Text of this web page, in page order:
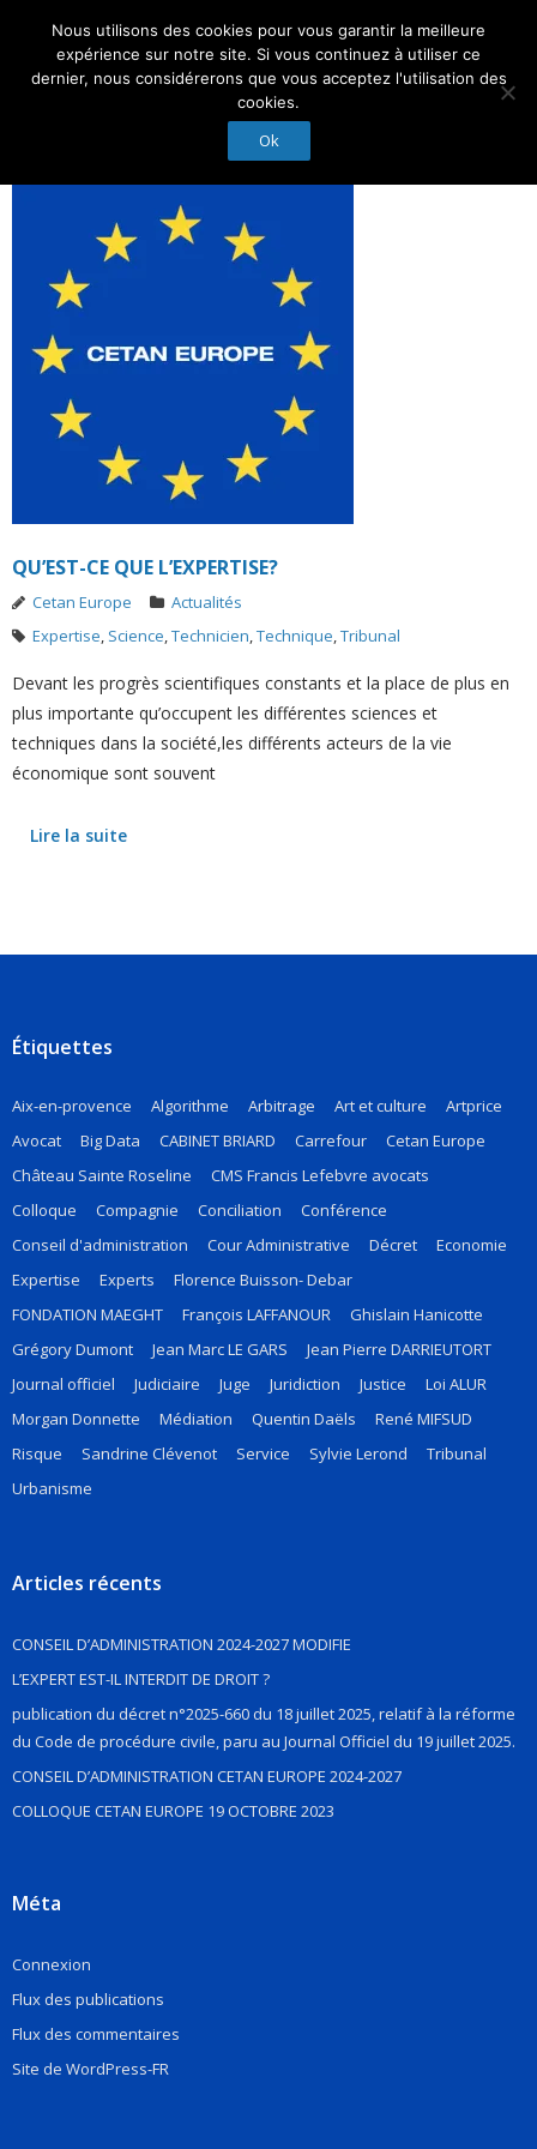
Suivez-Nous :
Actualités
Droit et Expertise
Nos Experts
Nous contacter
Conseil d’administration
QU’EST-CE QUE L’EXPERTISE?
Cetan Europe
Actualités
Expertise, Science,Technicien,Technique,Tribunal
Devant les progrès scientifiques constants et la place de plus en
plus importante qu’occupent les différentes sciences et
techniques dans la société,les différents acteurs de la vie
économique sont souvent
Lire la suite
Étiquettes
Aix-en-provence Algorithme Arbitrage Art et culture
Artprice
Avocat
Big Data CABINET BRIARD Carrefour
Cetan Europe
Château Sainte Roseline
CMS Francis Lefebvre avocats
Colloque
Compagnie Conciliation
Conférence
Conseil d'administration
Cour Administrative Décret
Economie
Expertise
Experts
Florence Buisson- Debar
FONDATION MAEGHT
François LAFFANOUR
Ghislain Hanicotte
Grégory Dumont
Jean Marc LE GARS
Jean Pierre DARRIEUTORT
Journal officiel
Judiciaire Juge Juridiction Justice
Loi ALUR
Morgan Donnette
Médiation Quentin Daëls
René MIFSUD
Risque
Sandrine Clévenot Service Sylvie Lerond
Tribunal
Urbanisme
Articles récents
CONSEIL D’ADMINISTRATION 2024-2027 MODIFIE
L’EXPERT EST-IL INTERDIT DE DROIT ?
publication du décret n°2025-660 du 18 juillet 2025, relatif à la réforme
du Code de procédure civile, paru au Journal Officiel du 19 juillet 2025.
CONSEIL D’ADMINISTRATION CETAN EUROPE 2024-2027
COLLOQUE CETAN EUROPE 19 OCTOBRE 2023
Méta
Connexion
Flux des publications
Flux des commentaires
Site de WordPress-FR
Nous utilisons des cookies pour vous garantir la meilleure
expérience sur notre site. Si vous continuez à utiliser ce
dernier, nous considérerons que vous acceptez l'utilisation des
cookies.
Ok